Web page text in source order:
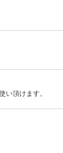
い頂けます。